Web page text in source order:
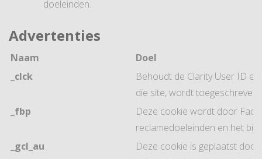
doeleinden.
Advertenties
Naam
Doel
_clck
Behoudt de Clarity User ID
die site, wordt toegeschreven
_fbp
Deze cookie wordt door
reclamedoeleinden en het
_gcl_au
Deze cookie is geplaatst